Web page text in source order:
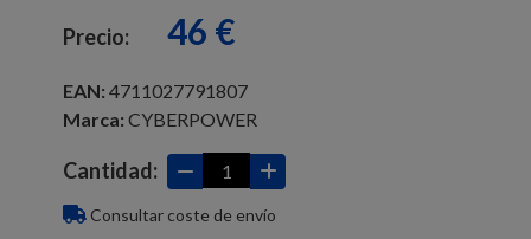
Precio: 46 €
EAN: 4711027791807
Marca: CYBERPOWER
Cantidad:
Consultar coste de envío